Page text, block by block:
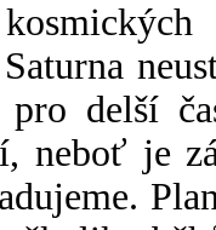
delší
neboť je